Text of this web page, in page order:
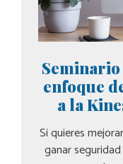
enfoque
a la
Si quieres
ganar